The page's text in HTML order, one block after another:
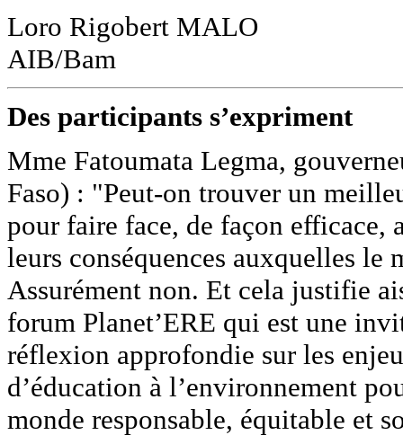
Loro Rigobert MALO
AIB/Bam
Des participants s’expriment
Mme Fatoumata Legma,
Faso) : "Peut-on trouver un
pour faire face, de façon efficace,
leurs conséquences auxquelles le
Assurément non. Et cela justifie
forum Planet’ERE qui est une
réflexion approfondie sur les
d’éducation à l’environnement
monde responsable, équitable et